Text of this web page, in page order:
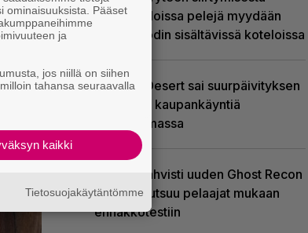
Yhdysvalloissa pelejä myydään
latauskoodin sisältävissä koteloissa
5
Crimson Desert sai suurpäivityksen
– uudistaa kaupankäyntiä
pelimaailmassa
Ubisoft vahvisti uuden Ghost Recon
-pelin – kutsuu pelaajat mukaan
ennakkotestiin
ominaisuuksista. Pääset
ja
jos niillä on siihen
tahansa seuraavalla
kaikki
Tietosuojakäytäntömme